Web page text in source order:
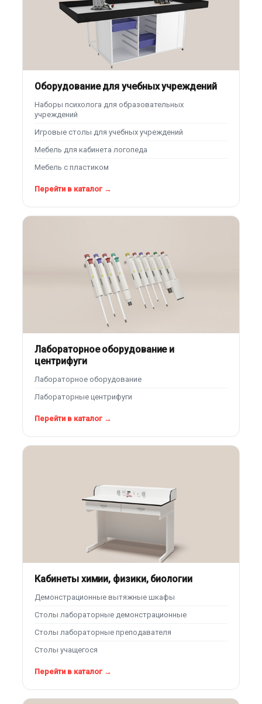
Оборудование для учебных учреждений
Наборы психолога для образовательных
учреждений
Игровые столы для учебных учреждений
Мебель для кабинета логопеда
Мебель с пластиком
Перейти в каталог →
Лабораторное оборудование и
центрифуги
Лабораторное оборудование
Лабораторные центрифуги
Перейти в каталог →
Кабинеты химии, физики, биологии
Демонстрационные вытяжные шкафы
Столы лабораторные демонстрационные
Столы лабораторные преподавателя
Столы учащегося
Перейти в каталог →